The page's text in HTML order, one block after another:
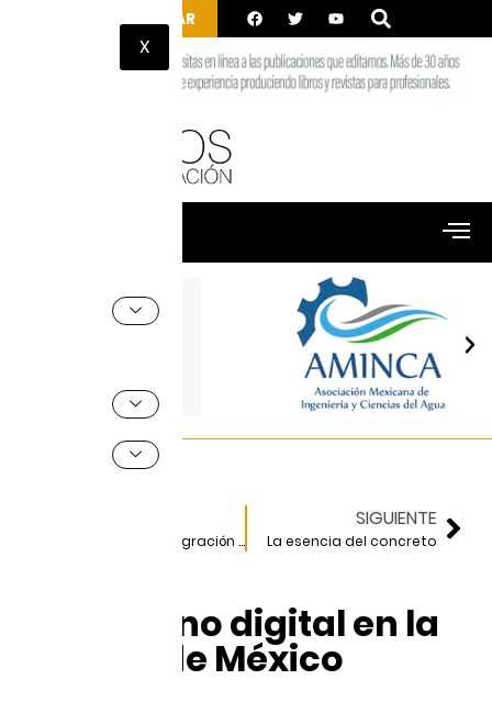
INGRESAR
X
Retos para la integración de un proyecto
SIGUIENTE
La esencia del concreto
El gobierno digital en la
Ciudad de México